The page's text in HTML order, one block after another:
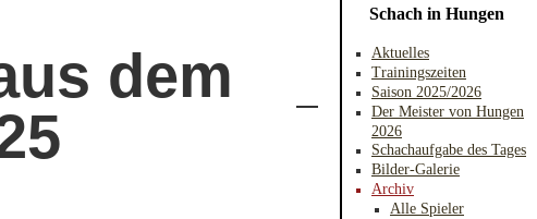
dem
Schach in Hungen
Aktuelles
Trainingszeiten
Saison 2025/2026
Der Meister von Hungen
2026
Schachaufgabe des Tages
Bilder-Galerie
Archiv
Alle Spieler